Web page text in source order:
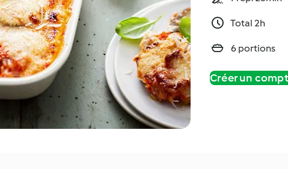
Total 2h
6 portions
Créer un